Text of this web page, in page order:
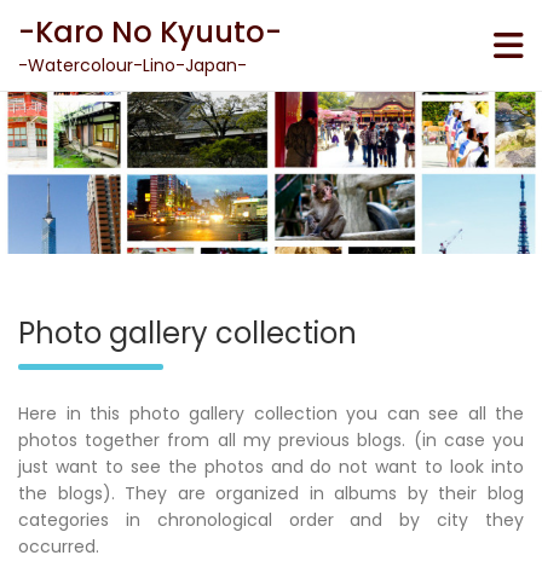
content
-Karo No Kyuuto-
-Watercolour-Lino-Japan-
Photo gallery collection
Here in this photo gallery collection you can see all the
photos together from all my previous blogs. (in case you
just want to see the photos and do not want to look into
the blogs). They are organized in albums by their blog
categories in chronological order and by city they
occurred.